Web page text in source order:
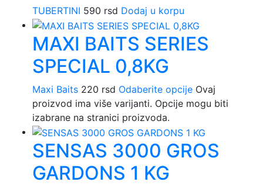
TUBERTINI 590 rsd Dodaj u korpu
MAXI BAITS SERIES
SPECIAL 0,8KG
Maxi Baits 220 rsd Odaberite opcije Ovaj
proizvod ima više varijanti. Opcije mogu biti
izabrane na stranici proizvoda.
SENSAS 3000 GROS
GARDONS 1 KG